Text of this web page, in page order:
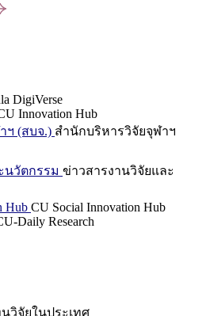
DigiVerse
Innovation Hub
ฯ (สบจ.) สำนักบริหารวิจัยจุฬาฯ
นวัตกรรม ข่าวสารงานวิจัยและ
Hub CU Social Innovation Hub
Daily Research
วิจัยในประเทศ